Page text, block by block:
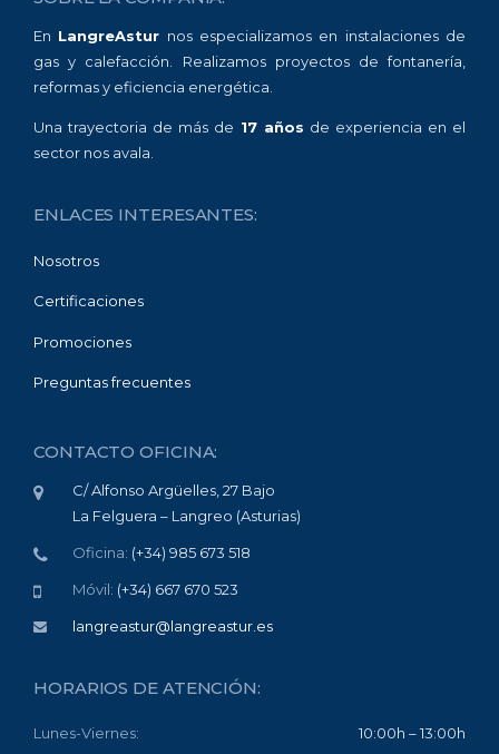
En LangreAstur nos especializamos en instalaciones de
gas y calefacción. Realizamos proyectos de fontanería,
reformas y eficiencia energética.
Una trayectoria de más de 17 años de experiencia en el
sector nos avala.
ENLACES INTERESANTES:
Nosotros
Certificaciones
Promociones
Preguntas frecuentes
CONTACTO OFICINA:
C/ Alfonso Argüelles, 27 Bajo
La Felguera – Langreo (Asturias)
Oficina: (+34) 985 673 518
Móvil: (+34) 667 670 523
langreastur@langreastur.es
HORARIOS DE ATENCIÓN:
Lunes-Viernes: 10:00h – 13:00h